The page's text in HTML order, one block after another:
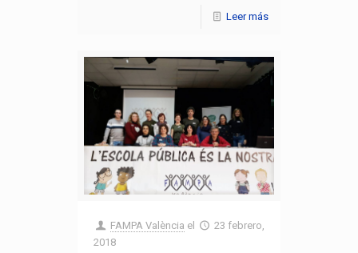
Leer más
FAMPA València el
23 febrero,
2018